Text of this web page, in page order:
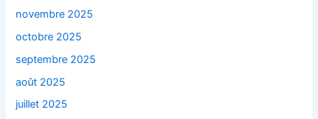
novembre 2025
octobre 2025
septembre 2025
août 2025
juillet 2025